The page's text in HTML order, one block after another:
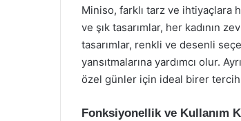
Miniso, farklı tarz ve ihtiyaçlara
ve şık tasarımlar, her kadının
tasarımlar, renkli ve desenli
yansıtmalarına yardımcı olur.
özel günler için ideal birer
Fonksiyonellik ve Kullanım